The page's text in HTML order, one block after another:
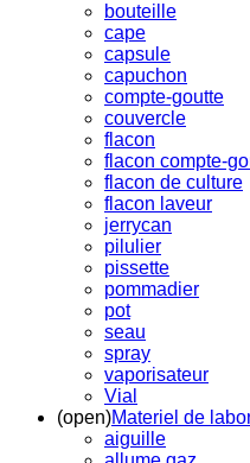
bouteille
cape
capsule
capuchon
compte-goutte
couvercle
flacon
flacon compte-
flacon de culture
flacon laveur
jerrycan
pilulier
pissette
pommadier
pot
seau
spray
vaporisateur
Vial
(open)Materiel de
aiguille